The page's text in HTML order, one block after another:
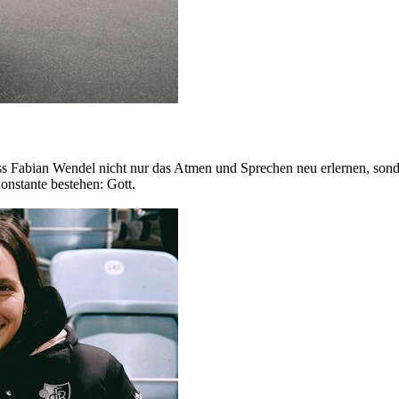
Wendel nicht nur das Atmen und Sprechen neu erlernen,
bestehen: Gott.